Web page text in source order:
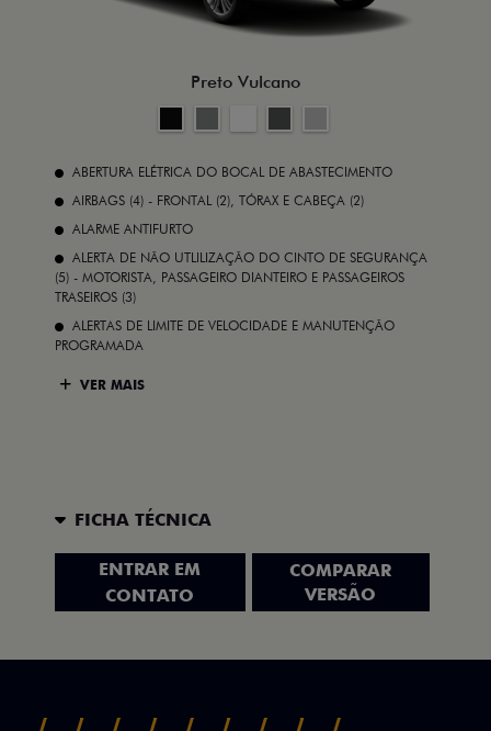
Preto Vulcano
ABERTURA ELÉTRICA DO BOCAL DE ABASTECIMENTO
AIRBAGS (4) - FRONTAL (2), TÓRAX E CABEÇA (2)
ALARME ANTIFURTO
ALERTA DE NÃO UTLILIZAÇÃO DO CINTO DE SEGURANÇA
(5) - MOTORISTA, PASSAGEIRO DIANTEIRO E PASSAGEIROS
TRASEIROS (3)
ALERTAS DE LIMITE DE VELOCIDADE E MANUTENÇÃO
PROGRAMADA
VER MAIS
FICHA TÉCNICA
ENTRAR EM
CONTATO
COMPARAR
VERSÃO